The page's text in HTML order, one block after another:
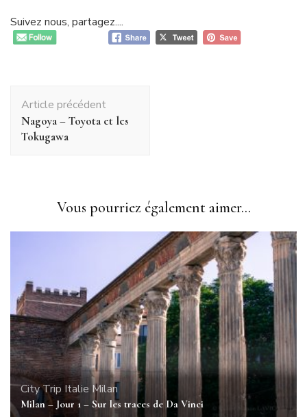
Suivez nous, partagez....
d'article
Article précédent
Nagoya – Toyota et les
Tokugawa
Vous pourriez également aimer...
City Trip Italie Milan
Milan – Jour 1 – Sur les traces de Da Vinci